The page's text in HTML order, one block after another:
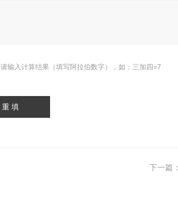
请输入计算结果（填写阿拉伯数字），如：三加四=7
下一篇：